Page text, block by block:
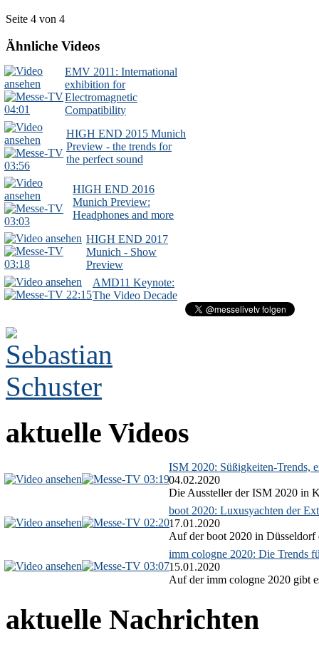
Seite 4 von 4
Ähnliche Videos
04:01
EMV 2011: International
exhibition for
Electromagnetic
Compatibility
03:56
HIGH END 2015 Munich
Preview - the trends for
the perfect sound
03:03
HIGH END 2016
Munich Preview:
Headphones and more
03:18
HIGH END 2017
Munich - Show
Preview
22:15
AMD11 Keynote:
The Video Decade
aktuelle Videos
03:19
ISM 2020: Süßigkeiten-Trends,
04.02.2020
Die Aussteller der ISM 2020 in
02:20
boot 2020: Luxusyachten der
17.01.2020
Auf der boot 2020 in Düsseldorf
03:07
imm cologne 2020: Die Trends
15.01.2020
Auf der imm cologne 2020 gibt
aktuelle Nachrichten